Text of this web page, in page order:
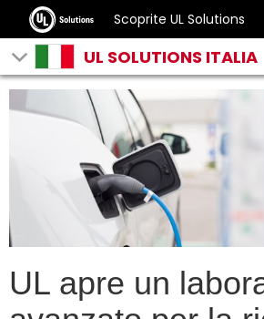
Scoprite UL Solutions
UL SOLUTIONS ITALIA
UL apre un